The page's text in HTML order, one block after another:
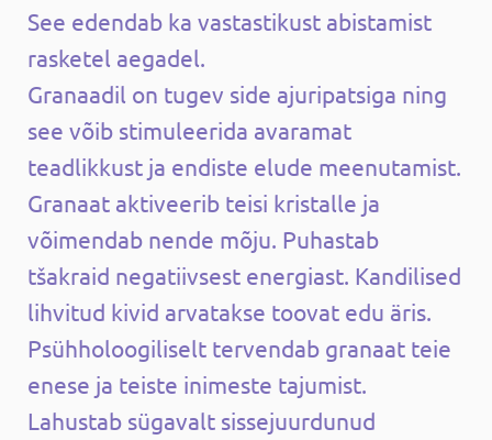
See edendab ka vastastikust abistamist
rasketel aegadel.
Granaadil on tugev side ajuripatsiga ning
see võib stimuleerida avaramat
teadlikkust ja endiste elude meenutamist.
Granaat aktiveerib teisi kristalle ja
võimendab nende mõju. Puhastab
tšakraid negatiivsest energiast. Kandilised
lihvitud kivid arvatakse toovat edu äris.
Psühholoogiliselt tervendab granaat teie
enese ja teiste inimeste tajumist.
Lahustab sügavalt sissejuurdunud